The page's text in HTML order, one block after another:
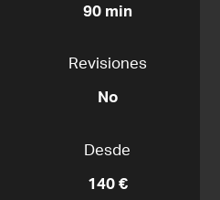
90 min
Revisiones
No
Desde
140 €